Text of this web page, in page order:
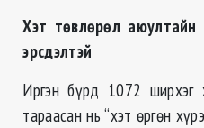
Хэт төвлөрөл
эрсдэлтэй
Иргэн бүрд 1072 ширхэг
тараасан нь “хэт өргөн